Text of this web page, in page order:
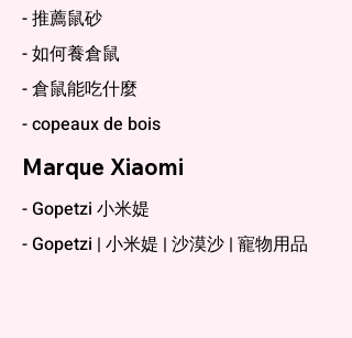
- 推薦鼠砂
- 如何養倉鼠
- 倉鼠能吃什麼
- copeaux de bois
Marque Xiaomi
- Gopetzi 小米媞
- Gopetzi | 小米媞 | 沙漠沙 | 寵物用品